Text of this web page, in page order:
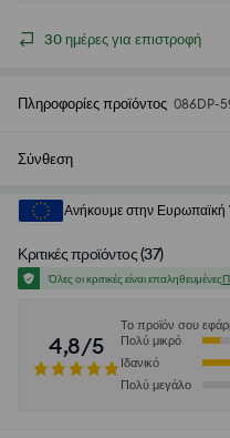
30 ημέρες για επιστροφή
Πληροφορίες προϊόντος 086DP-
Σύνθεση
Ανήκουμε στην
Κριτικές προϊόντος(37)
Όλες οι κριτικές είναι επαληθευμένες
4,8/5
Το προϊόν σου
Πολύ μικρό
Ιδανικό
Πολύ μεγάλο